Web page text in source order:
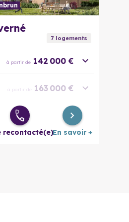
7logements
à partir de 142 000 €
à partir de 163 000 €
à partir de 173 000 €
recontacté(e)En savoir +